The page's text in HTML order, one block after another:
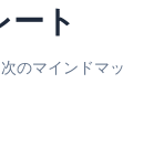
ト
のマインドマッ